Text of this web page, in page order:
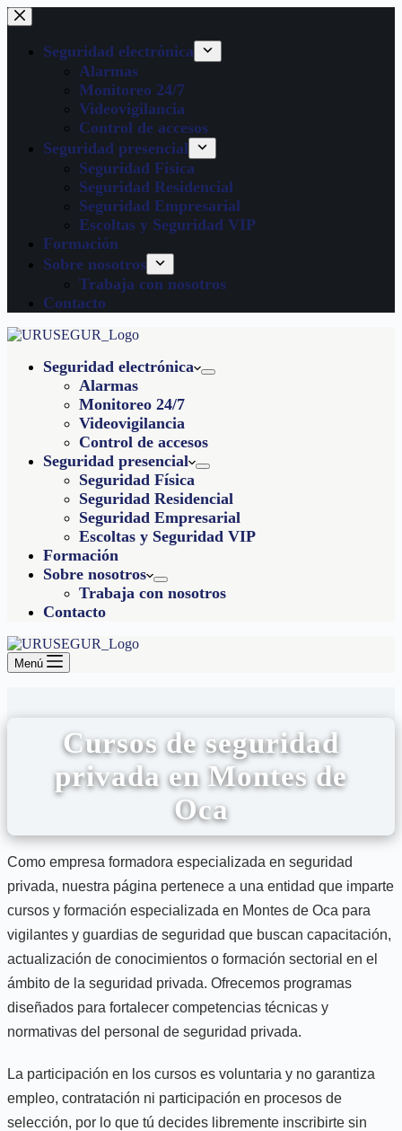
Seguridad electrónica
Alarmas
Monitoreo 24/7
Videovigilancia
Control de accesos
Seguridad presencial
Seguridad Física
Seguridad Residencial
Seguridad Empresarial
Escoltas y Seguridad VIP
Formación
Sobre nosotros
Trabaja con nosotros
Contacto
Seguridad electrónica
Alarmas
Monitoreo 24/7
Videovigilancia
Control de accesos
Seguridad presencial
Seguridad Física
Seguridad Residencial
Seguridad Empresarial
Escoltas y Seguridad VIP
Formación
Sobre nosotros
Trabaja con nosotros
Contacto
Menú
Cursos de seguridad
privada en Montes de
Oca
Como empresa formadora especializada en seguridad
privada, nuestra página pertenece a una entidad que imparte
cursos y formación especializada en Montes de Oca para
vigilantes y guardias de seguridad que buscan capacitación,
actualización de conocimientos o formación sectorial en el
ámbito de la seguridad privada. Ofrecemos programas
diseñados para fortalecer competencias técnicas y
normativas del personal de seguridad privada.
La participación en los cursos es voluntaria y no garantiza
empleo, contratación ni participación en procesos de
selección, por lo que tú decides libremente inscribirte sin